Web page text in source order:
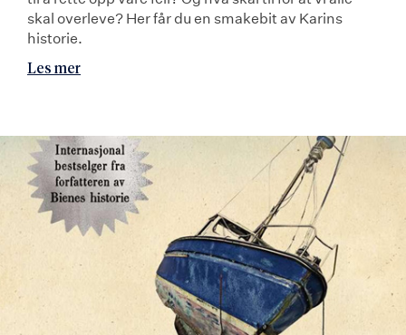
skal overleve? Her får du en smakebit av Karins
historie.
Les mer